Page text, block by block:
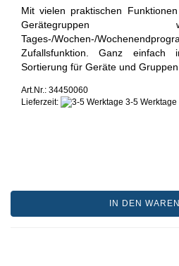
Mit vielen praktischen
Tages-/Wochen-/
Zufallsfunktion. Ganz einfach
Sortierung für Geräte und Gruppen
Art.Nr.: 34450060
Lieferzeit:
3-5 Werktage
IN DEN